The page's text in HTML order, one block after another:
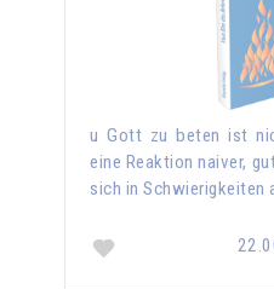
u Gott zu beten ist
eine Reaktion naiver,
sich in Schwierigkeiten